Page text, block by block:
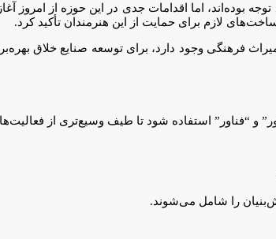
بوده‌اند، اما اقدامات جدی در این حوزه از امروز
لازم برای حمایت از این هنرمندان تأکید کرد.
میراث فرهنگی وجود دارد، برای توسعه صنایع خلاق
و “فناور” استفاده شود تا طیف وسیع‌تری از